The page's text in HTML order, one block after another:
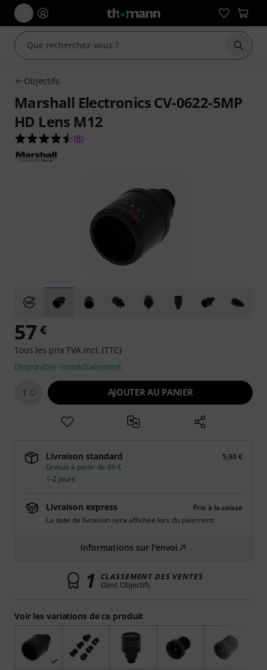
Objectifs
Marshall Electronics CV-0622-5MP
HD Lens M12
4.5 étoiles sur 5 d'après 8 évaluations clients
(8)
Voir les variations de ce produit
57 €
Tous les prix TVA incl. (TTC)
Disponible immédiatement
1 AJOUTER AU PANIER
Livraison standard
5,90 €
Gratuit à partir de 69 €
1-2 jours
Livraison express
Prix à la caisse
La date de livraison sera affichée lors du paiement.
Informations sur l'envoi
1 CLASSEMENT DES VENTES
Dans Objectifs